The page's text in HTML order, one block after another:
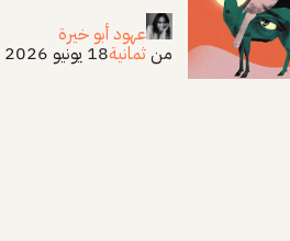
عهود أبو خيرة
منثمانية18 يونيو 2026